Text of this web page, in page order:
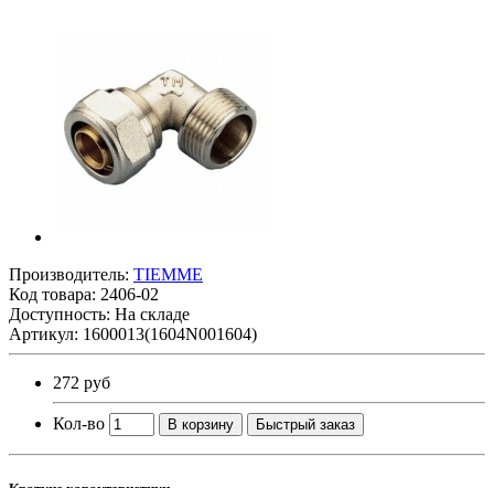
Производитель: TIEMME
Код товара: 2406-02
Доступность: На складе
Артикул: 1600013(1604N001604)
272 руб
Кол-во В корзину Быстрый заказ